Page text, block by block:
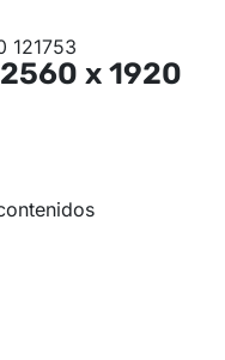
2560 x 1920